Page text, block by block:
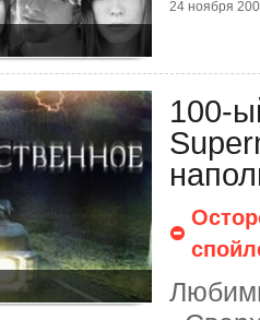
24 ноября
100-